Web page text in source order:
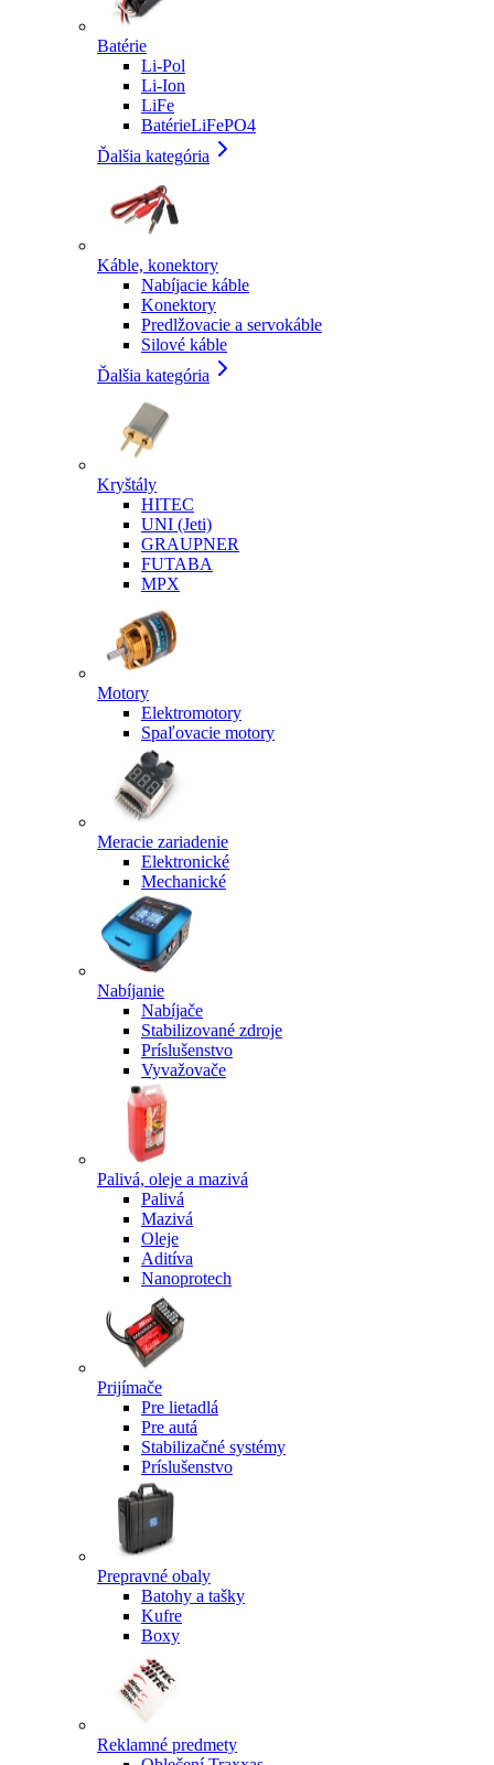
Batérie
Li-Pol
Li-Ion
LiFe
BatérieLiFePO4
Ďalšia kategória
Káble, konektory
Nabíjacie káble
Konektory
Predlžovacie a servokáble
Silové káble
Ďalšia kategória
Kryštály
HITEC
UNI (Jeti)
GRAUPNER
FUTABA
MPX
Motory
Elektromotory
Spaľovacie motory
Meracie zariadenie
Elektronické
Mechanické
Nabíjanie
Nabíjače
Stabilizované zdroje
Príslušenstvo
Vyvažovače
Palivá, oleje a mazivá
Palivá
Mazivá
Oleje
Aditíva
Nanoprotech
Prijímače
Pre lietadlá
Pre autá
Stabilizačné systémy
Príslušenstvo
Prepravné obaly
Batohy a tašky
Kufre
Boxy
Reklamné predmety